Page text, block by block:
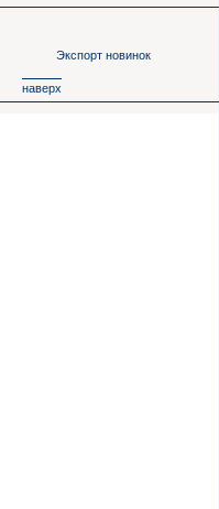
Экспорт новинок
наверх